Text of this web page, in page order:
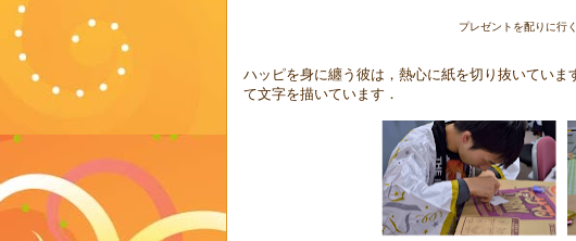
プレゼントを配りに行
ハッピを身に纏う彼は，熱心に紙を切り抜いてい
て文字を描いています．